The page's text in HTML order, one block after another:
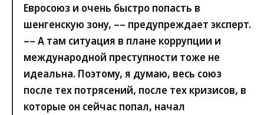
Евросоюз и очень быстро попасть в
шенгенскую зону, –– предупреждает эксперт.
–– А там ситуация в плане коррупции и
международной преступности тоже не
идеальна. Поэтому, я думаю, весь союз
после тех потрясений, после тех кризисов, в
которые он сейчас попал, начал